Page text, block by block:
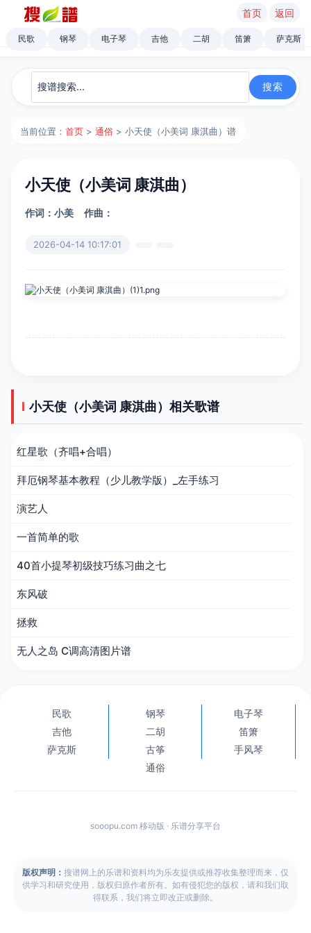
首页 返回
民歌 钢琴 电子琴 吉他 二胡 笛箫 萨克斯
当前位置：首页 >通俗 > 小天使（小美词 康淇曲）谱
小天使（小美词 康淇曲）
作词：小美 作曲：
2026-04-14 10:17:01
小天使（小美词 康淇曲）相关歌谱
红星歌（齐唱+合唱）
拜厄钢琴基本教程（少儿教学版）_左手练习
演艺人
一首简单的歌
40首小提琴初级技巧练习曲之七
东风破
拯救
无人之岛 C调高清图片谱
民歌 钢琴
电子琴
吉他
二胡
笛箫
萨克斯
古筝
手风琴
通俗
sooopu.com 移动版 · 乐谱分享平台
版权声明： 搜谱网上的乐谱和资料均为乐友提供或推荐收集整理而来，仅
供学习和研究使用，版权归原作者所有。如有侵犯您的版权，请和我们取
得联系，我们将立即改正或删除。